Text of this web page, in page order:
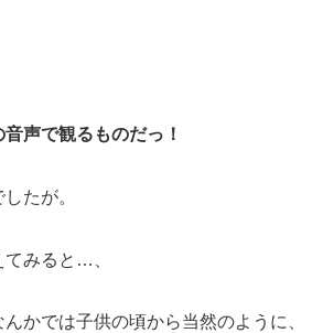
声で観るものだっ！
たが。
みると…、
んかでは子供の頃から当然のように、